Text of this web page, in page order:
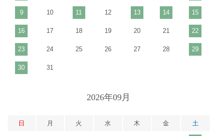
9 10 11 12 13 14 15
16 17 18 19 20 21 22
23 24 25 26 27 28 29
30 31
2026年09月
日 月 火 水 木 金 土